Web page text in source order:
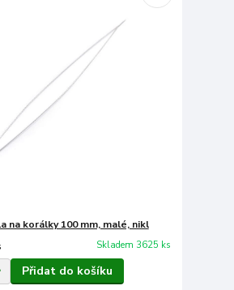
na korálky 100 mm, malé, nikl
Skladem 3625 ks
Přidat do košíku